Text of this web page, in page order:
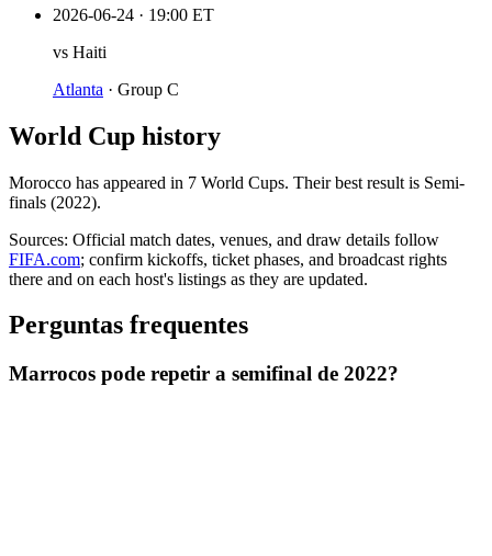
2026-06-24 · 19:00 ET
vs Haiti
Atlanta · Group C
World Cup history
Morocco has appeared in 7 World Cups. Their best result is Semi-
finals (2022).
Sources: Official match dates, venues, and draw details follow
FIFA.com; confirm kickoffs, ticket phases, and broadcast rights
there and on each host's listings as they are updated.
Perguntas frequentes
Marrocos pode repetir a semifinal de 2022?